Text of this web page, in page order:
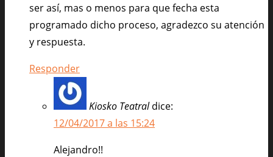
ser así, mas o menos para que fecha esta
programado dicho proceso, agradezco su atención
y respuesta.
Responder
Kiosko Teatral dice:
12/04/2017 a las 15:24
Alejandro!!